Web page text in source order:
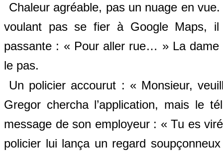
Chaleur agréable, pas un nuage en
voulant pas se fier à Google Maps,
passante : « Pour aller rue… » La dame
le pas.
Un policier accourut : « Monsieur,
Gregor chercha l’application, mais le
message de son employeur : « Tu es
policier lui lança un regard